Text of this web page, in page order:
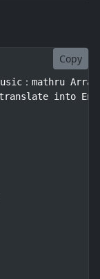
Copy
：mathru
into